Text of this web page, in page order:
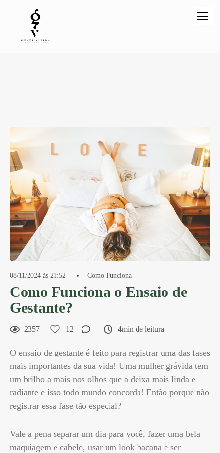
08/11/2024 às 21:52 Como Funciona
Como Funciona o Ensaio de
Gestante?
2357 12 4min de leitura
O ensaio de gestante é feito para registrar uma das fases
mais importantes da sua vida! Uma mulher grávida tem
um brilho a mais nos olhos que a deixa mais linda e
radiante e isso todo mundo concorda! Então porque não
registrar essa fase tão especial?
Vale a pena separar um dia para você, fazer uma bela
maquiagem e cabelo, usar um look bacana e ser